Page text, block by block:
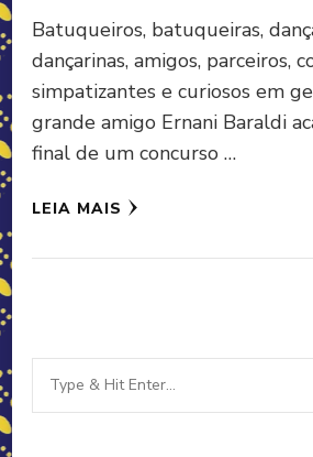
Batuqueiros, batuqueiras,
dançarinas, amigos, parceiros,
simpatizantes e curiosos em
grande amigo Ernani Baraldi
final de um concurso …
LEIA MAIS
Looking
for